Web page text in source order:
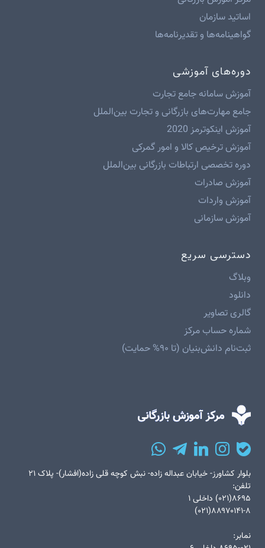
اساتید سازمان
گواهینامه‌ها و تقدیرنامه‌ها
دوره‌های آموزشی
آموزش سامانه جامع تجارت
جامع مهارت‌های بازرگانی و تجارت بین‌الملل
آموزش اینکوترمز 2020
آموزش ترخیص کالا و امور گمرکی
دوره تخصصی ارتباطات بازرگانی بین‌الملل
آموزش صادرات
آموزش واردات
آموزش سازمانی
دسترسی سریع
وبلاگ
دانلود
گالری تصاویر
شماره حساب مرکز
ثبت‌نام دانش‌بنیان (تا ۹۰% حمایت)
بلوار کشاورز- خیابان عبداله زاده- نبش کوچه قلی زاده(افشار)- پلاک ۲۱
تلفن:
۸۶۹۵(۰۲۱) داخلی ۱
۸۸۹۷۰۱۴۱-۸(۰۲۱)
نمابر: